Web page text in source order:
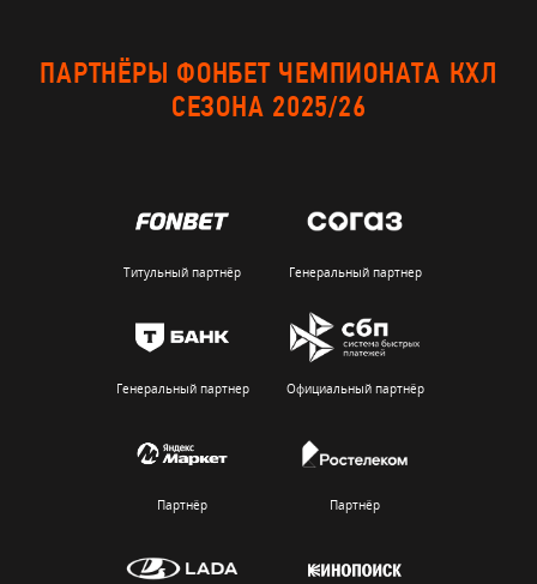
ПАРТНЁРЫ ФОНБЕТ ЧЕМПИОНАТА КХЛ
СЕЗОНА 2025/26
Титульный партнёр Генеральный партнер
Генеральный партнер Официальный партнёр
Партнёр Партнёр